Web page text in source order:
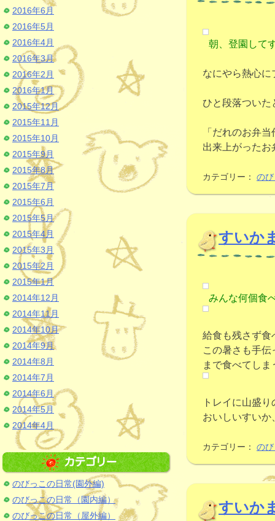
朝、登園して
なにやら熱心に
ひと段落つい
「だれのお弁
出来上がったお
カテゴリー： の
すいか
みんな何個食
給食も残さず食
この暑さも手
まで食べてし
トレイに山盛
おいしいすいか
カテゴリー： の
すいか
2016年6月
2016年5月
2016年4月
2016年3月
2016年2月
2016年1月
2015年12月
2015年11月
2015年10月
2015年9月
2015年8月
2015年7月
2015年6月
2015年5月
2015年4月
2015年3月
2015年2月
2015年1月
2014年12月
2014年11月
2014年10月
2014年9月
2014年8月
2014年7月
2014年6月
2014年5月
2014年4月
のびっこの日常(園外編)
のびっこの日常（園内編）
のびっこの日常（屋外編）